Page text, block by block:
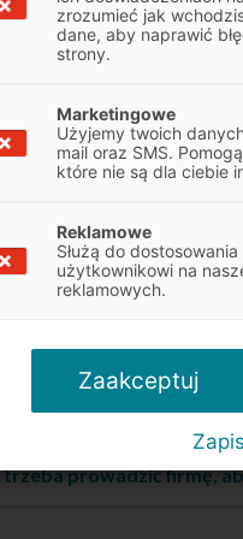
posiadać zdolność
dostępny również dla
do obróbki metalu
górna granica wartości
zmniejszyć wysokość
zmieniać terminy
trzeba prowadzić firmę,
zrozumieć jak
dane, aby naprawić
strony.
Marketingowe
Użyjemy twoich
mail oraz SMS.
które nie są dla ciebie
Reklamowe
Służą do
użytkownikowi na
reklamowych.
Zaakceptuj